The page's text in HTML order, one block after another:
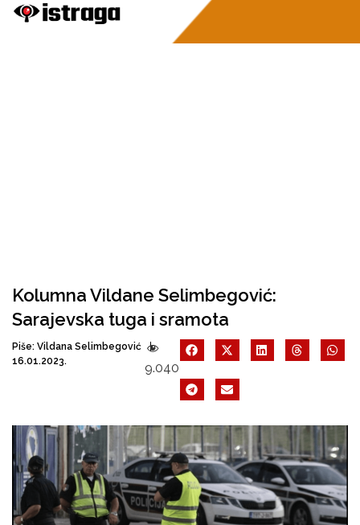
Kolumna Vildane Selimbegović:
Sarajevska tuga i sramota
Piše: Vildana Selimbegović
16.01.2023.
9.040